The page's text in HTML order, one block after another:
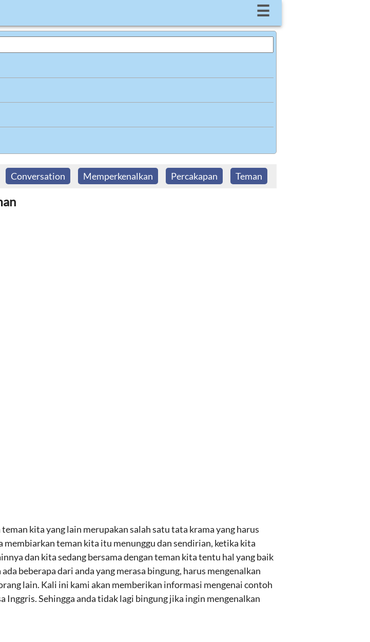
☰
Conversation Memperkenalkan Percakapan Teman
kita yang lain merupakan salah satu tata krama yang harus
teman kita itu menunggu dan sendirian, ketika kita
dan kita sedang bersama dengan teman kita tentu hal yang baik
beberapa dari anda yang merasa bingung, harus mengenalkan
lain. Kali ini kami akan memberikan informasi mengenai contoh
Inggris. Sehingga anda tidak lagi bingung jika ingin mengenalkan